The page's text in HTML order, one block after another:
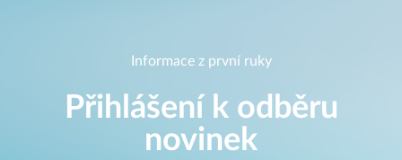
Informace z první ruky
Přihlášení k odběru
novinek